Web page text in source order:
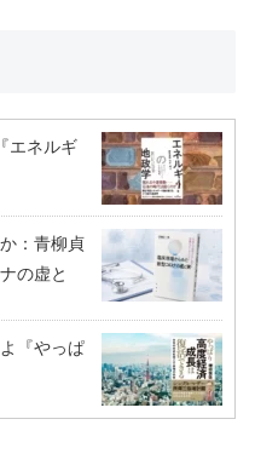
エネルギ
：青柳貞
の虚と
『やっぱ